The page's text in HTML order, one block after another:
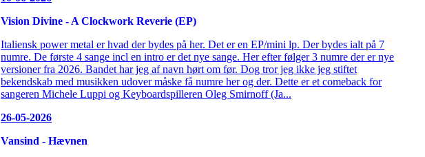
Vision Divine - A Clockwork Reverie (EP)
Italiensk power metal er hvad der bydes på her. Det er en EP/mini lp. Der bydes ialt på 7
numre. De første 4 sange incl en intro er det nye sange. Her efter følger 3 numre der er nye
versioner fra 2026. Bandet har jeg af navn hørt om før. Dog tror jeg ikke jeg stiftet
bekendskab med musikken udover måske få numre her og der. Dette er et comeback for
sangeren Michele Luppi og Keyboardspilleren Oleg Smirnoff (Ja...
26-05-2026
Vansind - Hævnen